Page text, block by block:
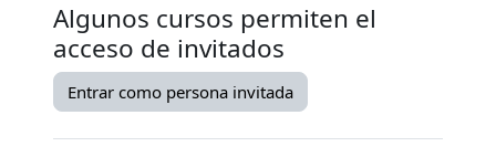
Algunos cursos permiten el
acceso de invitados
Entrar como persona invitada